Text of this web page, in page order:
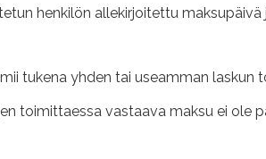
henkilön allekirjoitettu
tukena yhden tai useamman laskun
toimittaessa vastaava maksu ei ole